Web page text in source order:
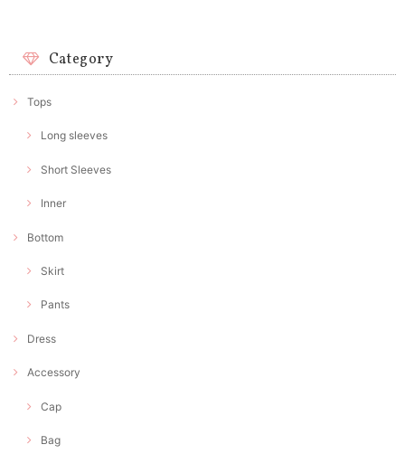
Category
Tops
Long sleeves
Short Sleeves
Inner
Bottom
Skirt
Pants
Dress
Accessory
Cap
Bag